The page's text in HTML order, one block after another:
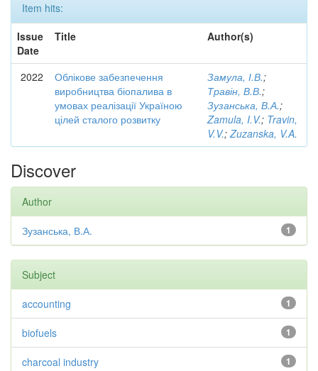
Item hits:
Issue
Date
Title Author(s)
2022
Облікове забезпечення
виробництва біопалива в
умовах реалізації Україною
цілей сталого розвитку
Замула, І.В.;
Травін, В.В.;
Зузанська, В.А.;
Zamula, I.V.; Travin,
V.V.;Zuzanska, V.A.
Discover
Author
1
Зузанська, В.А.
Subject
1
accounting
1
biofuels
1
charcoal industry